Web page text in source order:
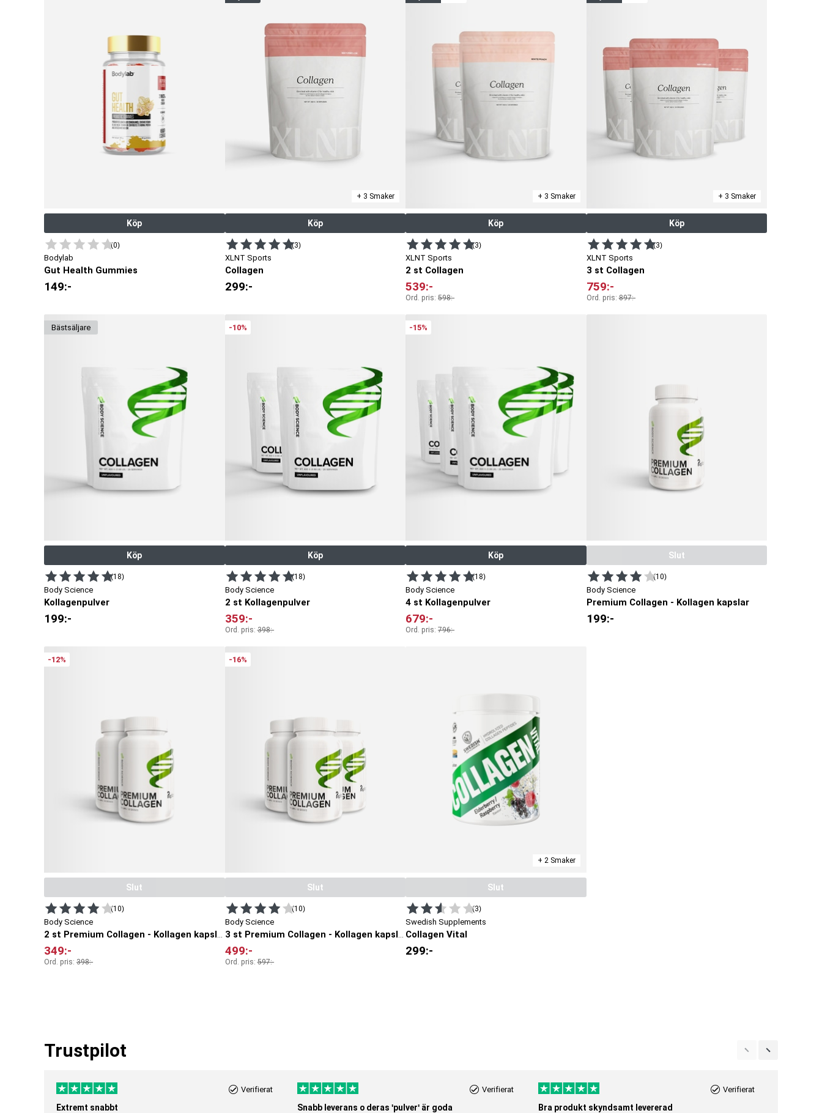
Köp
(0)
Bodylab
Gut Health Gummies
149:-
+ 3 Smaker
Köp
(3)
XLNT Sports
Collagen
299:-
+ 3 Smaker
Köp
(3)
XLNT Sports
2 st Collagen
539:-
Ord. pris: 598:-
+ 3 Smaker
Köp
(3)
XLNT Sports
3 st Collagen
759:-
Ord. pris:897:-
bäst­säljare
Köp
(18)
Body Science
Kollagenpulver
199:-
-10%
Köp
(18)
Body Science
2 st Kollagenpulver
359:-
Ord. pris:398:-
-15%
Köp
(18)
Body Science
4 st Kollagenpulver
679:-
Ord. pris: 796:-
Slut
(10)
Body Science
Premium Collagen - Kollagen kapslar
199:-
-12%
Slut
(10)
Body Science
349:-
Ord. pris: 398:-
-16%
Slut
(10)
Body Science
499:-
Ord. pris:597:-
+ 2 Smaker
Slut
(3)
Swedish Supplements
Collagen Vital
299:-
Trustpilot
Verifierat
Extremt snabbt
Verifierat
Snabb leverans o deras 'pulver' är goda
Verifierat
Bra produkt skyndsamt levererad